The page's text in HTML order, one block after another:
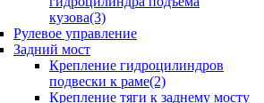
кузова(3)
Рулевое управление
Задний мост
Крепление гидроцилиндров
подвески к раме(2)
Крепление тяги к заднему мосту